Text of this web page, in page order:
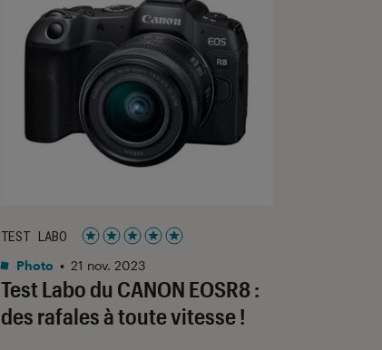
Test Labo du CANON EOSR8 :
des rafales à toute vitesse !
TEST LABO
Noté 5 étoiles sur 5
Photo • 21 nov. 2023